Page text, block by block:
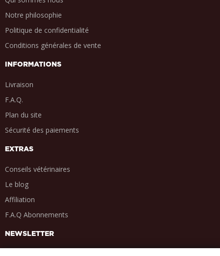
Notre philosophie
Politique de confidentialité
Conditions générales de vente
INFORMATIONS
Livraison
F.A.Q.
Plan du site
Sécurité des paiements
EXTRAS
Conseils vétérinaires
Le blog
Affiliation
F.A.Q Abonnements
NEWSLETTER